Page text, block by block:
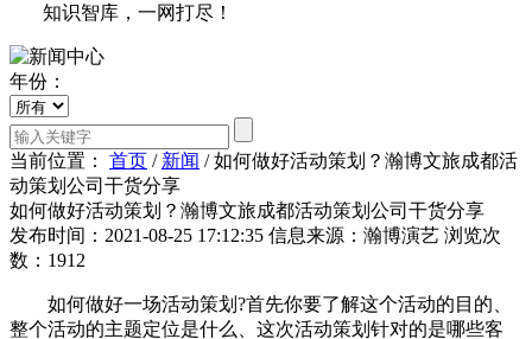
知识智库，一网打尽！
年份：
当前位置： 首页 / 新闻 /如何做好活动策划？瀚博文旅成都活
动策划公司干货分享
如何做好活动策划？瀚博文旅成都活动策划公司干货分享
发布时间：2021-08-25 17:12:35 信息来源：瀚博演艺 浏览次
数：1912
如何做好一场活动策划?首先你要了解这个活动的目的、
整个活动的主题定位是什么、这次活动策划针对的是哪些客